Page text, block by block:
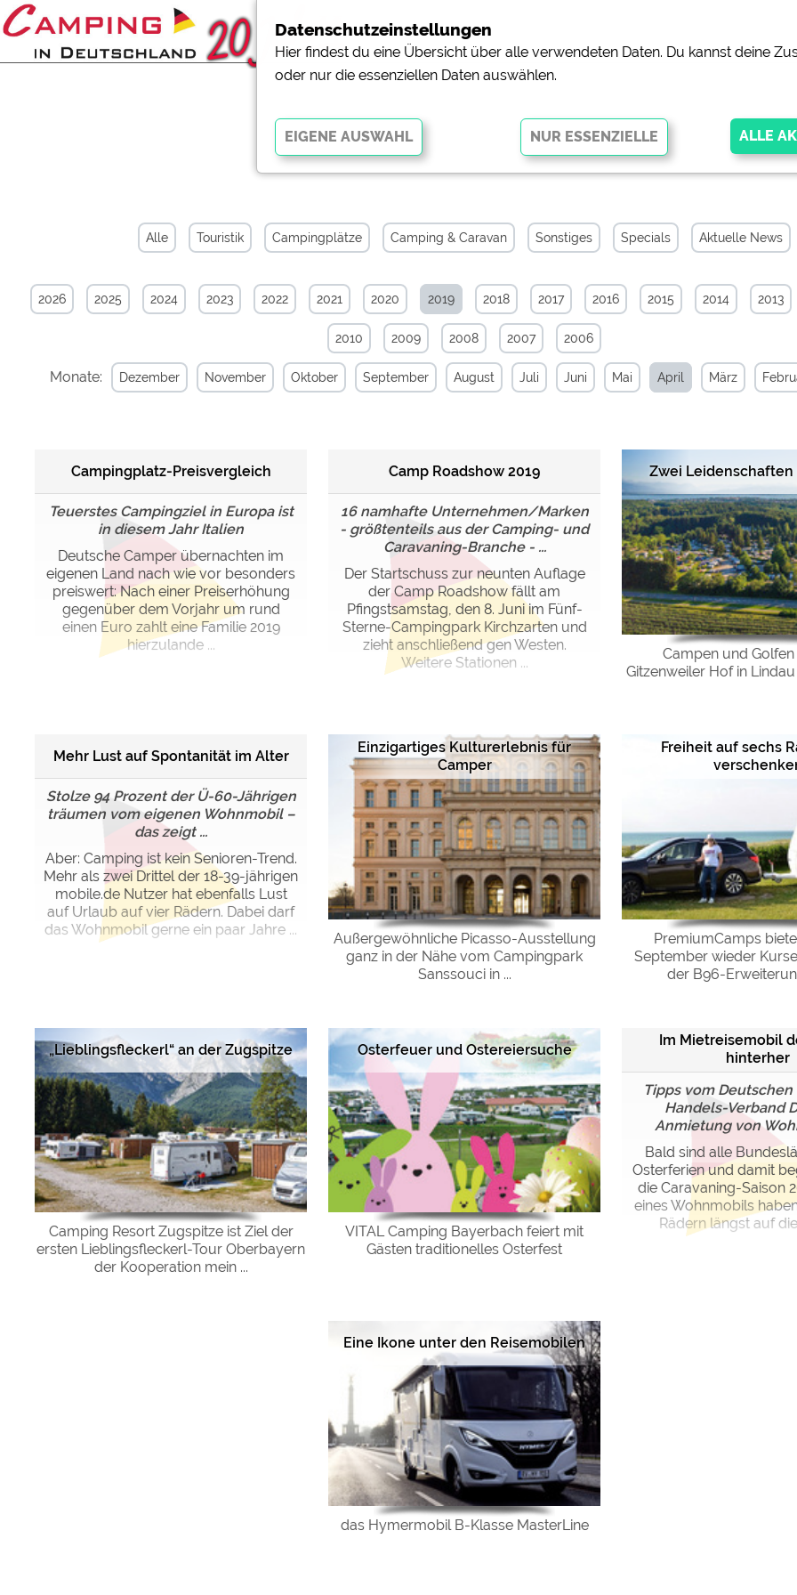
News-Archiv von April 2019
Alle Touristik Campingplätze Camping & Caravan Sonstiges Specials Aktuelle News
2026 2025 2024 2023 2022 2021 2020 2019 2018 2017 2016 2015 2014 2013
2010 2009 2008 2007 2006
Monate: Dezember November Oktober September August Juli Juni Mai April März
Campingplatz-Preisvergleich
Teuerstes Campingziel in Europa ist
in diesem Jahr Italien
Deutsche Camper übernachten im
eigenen Land nach wie vor besonders
preiswert: Nach einer Preiserhöhung
gegenüber dem Vorjahr um rund
einen Euro zahlt eine Familie 2019
hierzulande ...
Camp Roadshow 2019
16 namhafte Unternehmen/Marken
- größtenteils aus der Camping- und
Caravaning-Branche - ...
Der Startschuss zur neunten Auflage
der Camp Roadshow fällt am
Pfingstsamstag, den 8. Juni im Fünf-
Sterne-Campingpark Kirchzarten und
zieht anschließend gen Westen.
Weitere Stationen ...
Zwei
Campen und
Gitzenweiler Hof in
Mehr Lust auf Spontanität im Alter
Stolze 94 Prozent der Ü-60-Jährigen
träumen vom eigenen Wohnmobil –
das zeigt ...
Aber: Camping ist kein Senioren-Trend.
Mehr als zwei Drittel der 18-39-jährigen
mobile.de Nutzer hat ebenfalls Lust
auf Urlaub auf vier Rädern. Dabei darf
das Wohnmobil gerne ein paar Jahre ...
Einzigartiges Kulturerlebnis für
Camper
Außergewöhnliche Picasso-Ausstellung
ganz in der Nähe vom Campingpark
Sanssouci in ...
Freiheit auf sechs
PremiumCamps
September wieder
der B96-
„Lieblingsfleckerl“ an der Zugspitze
Camping Resort Zugspitze ist Ziel der
ersten Lieblingsfleckerl-Tour Oberbayern
der Kooperation mein ...
Osterfeuer und Ostereiersuche
VITAL Camping Bayerbach feiert mit
Gästen traditionelles Osterfest
Im Mietreisemobil
hinterher
Tipps vom Deutschen
Handels-Verband
Anmietung von
Bald sind alle
Osterferien und damit
die Caravaning-Saison
eines Wohnmobils
Rädern längst auf
Eine Ikone unter den Reisemobilen
das Hymermobil B-Klasse MasterLine
Datenschutzeinstellungen
Hier findest du eine Übersicht über alle verwendeten Daten. Du kannst deine
oder nur die essenziellen Daten auswählen.
der Website dringend erforderlich. Ohne diese Cookies werden Teile der Website
funktionieren
Externe Medien
YouTube (Videos von Campingplätzen)
https://policies.google.com/privacy
Campingplatzvorschau (Vorschau der Internetseiten von
Campingplätzen)
siehe Datenschutzerklärung des
Google Maps (Kartensuche, Anfahrt usw.)
https://policies.google.com/privacy
Google Analytics https://policies.google.com/privacy
Marketing
Google Ads
https://policies.google.com/privacy
Google AdSense
https://policies.google.com/privacy
Google Remarketing
https://policies.google.com/privacy
Die Cookieeinstellungen können jeder Zeit im Footer über "COOKIES" geändert